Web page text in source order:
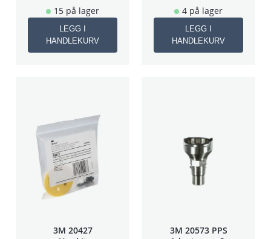
15 på lager
LEGG I
HANDLEKURV
4 på lager
LEGG I
HANDLEKURV
3M 20427
3M 20573 PPS